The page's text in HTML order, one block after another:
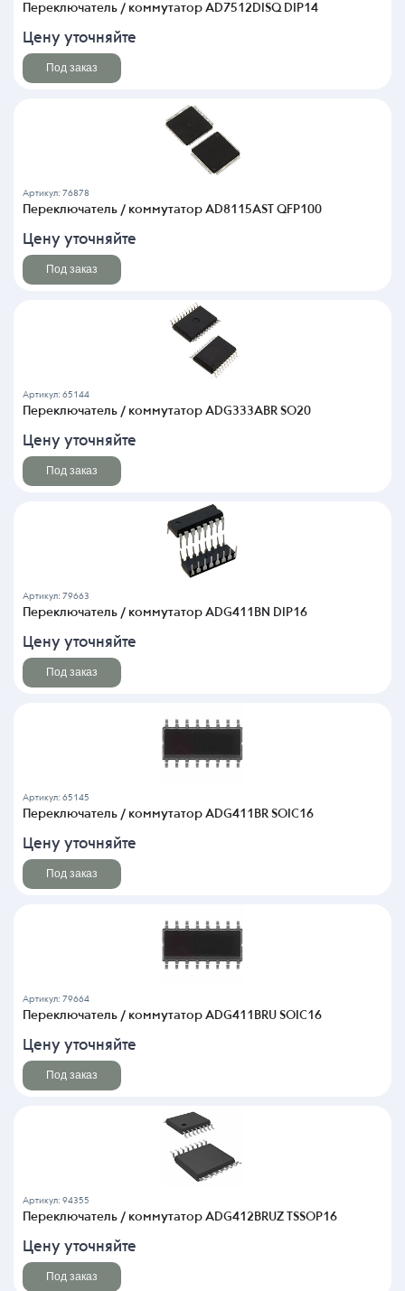
Переключатель / коммутатор AD7512DISQ DIP14
Цену уточняйте
Под заказ
Артикул: 76878
Переключатель / коммутатор AD8115AST QFP100
Цену уточняйте
Под заказ
Артикул: 65144
Переключатель / коммутатор ADG333ABR SO20
Цену уточняйте
Под заказ
Артикул: 79663
Переключатель / коммутатор ADG411BN DIP16
Цену уточняйте
Под заказ
Артикул: 65145
Переключатель / коммутатор ADG411BR SOIC16
Цену уточняйте
Под заказ
Артикул: 79664
Переключатель / коммутатор ADG411BRU SOIC16
Цену уточняйте
Под заказ
Артикул: 94355
Переключатель / коммутатор ADG412BRUZ TSSOP16
Цену уточняйте
Под заказ